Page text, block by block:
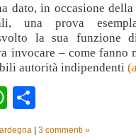
dato, in occasione
una prova
la sua funzione
invocare – come fanno
autorità indipendenti
WhatsApp
| 3 commenti »